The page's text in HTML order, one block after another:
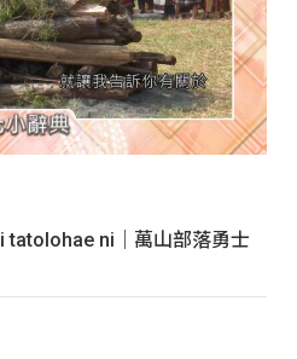
tatolohae ni｜萬山部落勇士